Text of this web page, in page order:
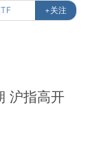
+关注
沪指高开